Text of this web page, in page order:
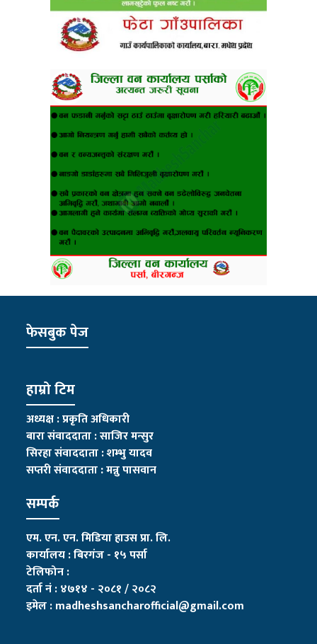
फेसबुक पेज
हाम्रो टिम
अध्यक्ष : प्रकृति अधिकारी
बारा संवाददाता : साजिर मन्सुर
सिरहा संवाददाता : शम्भु यादव
सप्तरी संवाददाता:मन्नु पासवान
सम्पर्क
एम. एन. एन. मिडिया हाउस प्रा. लि.
कार्यालय : बिरगंज - १५ पर्सा
टेलिफोन :
दर्ता नं : ४७१४ - २०८१ / २०८२
इमेल :madheshsancharofficial@gmail.com